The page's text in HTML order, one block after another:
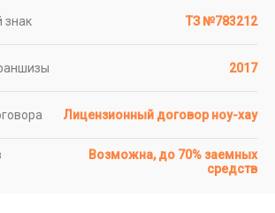
знак ТЗ №783212
2017
Лицензионный договор ноу-хау
Возможна, до 70% заемных
средств